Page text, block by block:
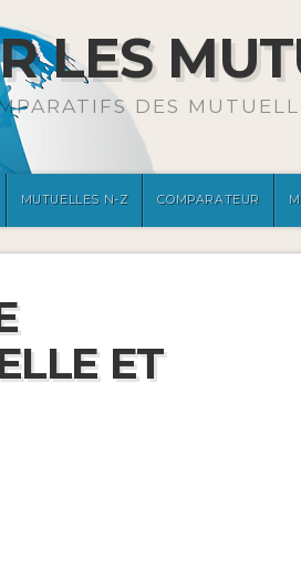
LES
DES
MUTUELLES N-Z COMPARATEUR
ET